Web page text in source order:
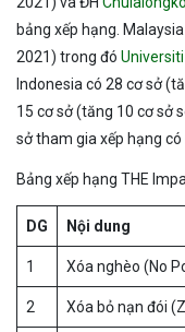
bảng xếp hạng.
2021) trong đó
Indonesia có 28 cơ sở
15 cơ sở (tăng 10 cơ sở
sở tham gia xếp hạng
Bảng xếp hạng THE
DG Nội dung
1 Xóa nghèo (No
2 Xóa bỏ nạn đói